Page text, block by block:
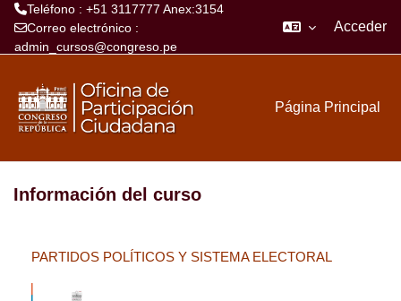
Teléfono : +51 3117777 Anex:3154
Correo electrónico :
admin_cursos@congreso.pe
Acceder
Página Principal
Información del curso
PARTIDOS POLÍTICOS Y SISTEMA ELECTORAL